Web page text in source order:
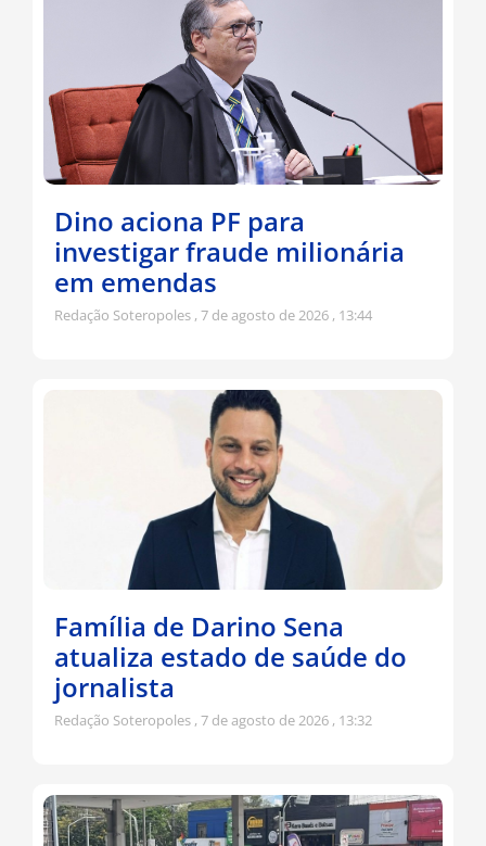
Dino aciona PF para
investigar fraude milionária
em emendas
Redação Soteropoles 7 de agosto de 2026 13:44
Família de Darino Sena
atualiza estado de saúde do
jornalista
Redação Soteropoles 7 de agosto de 2026 13:32